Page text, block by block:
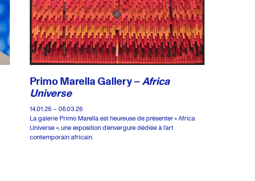
Primo Marella Gallery –Africa
Universe
14.01.26 – 06.03.26
La galerie Primo Marella est heureuse de présenter « Africa
Universe », une exposition d’envergure dédiée à l’art
contemporain africain.